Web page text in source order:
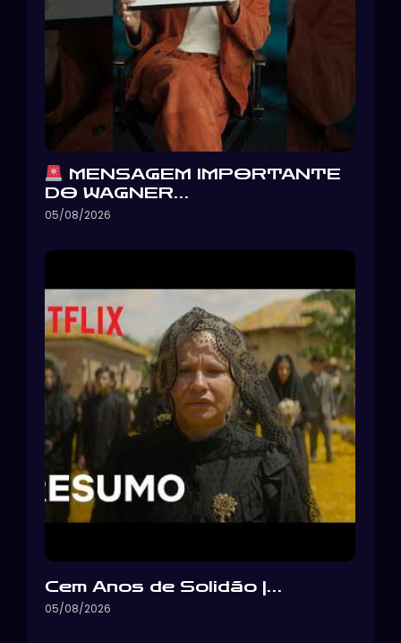
MENSAGEM IMPORTANTE
DO WAGNER…
05/08/2026
Cem Anos de Solidão |…
05/08/2026